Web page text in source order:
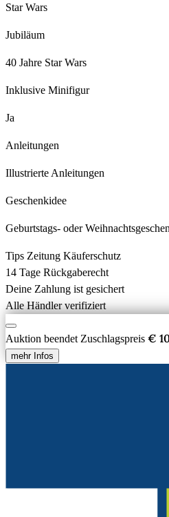
Star Wars
Jubiläum
40 Jahre Star Wars
Inklusive Minifigur
Ja
Anleitungen
Illustrierte Anleitungen
Geschenkidee
Geburtstags- oder
Tips Zeitung Käuferschutz
14 Tage Rückgaberecht
Deine Zahlung ist gesichert
Alle Händler verifiziert
Auktion beendet Zuschlagspreis €
mehr Infos